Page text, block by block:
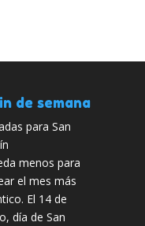
de semana
para San
menos para
el mes más
El 14 de
día de San